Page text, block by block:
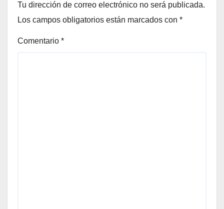
Tu dirección de correo electrónico no será publicada.
Los campos obligatorios están marcados con *
Comentario *